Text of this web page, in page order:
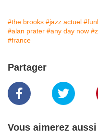
#the brooks #jazz actuel
#alan prater #any day now
#france
Partager
Vous aimerez aussi